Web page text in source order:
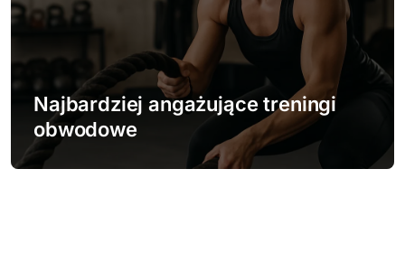
Najbardziej angażujące treningi
obwodowe